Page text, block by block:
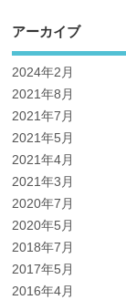
アーカイブ
2024年2月
2021年8月
2021年7月
2021年5月
2021年4月
2021年3月
2020年7月
2020年5月
2018年7月
2017年5月
2016年4月